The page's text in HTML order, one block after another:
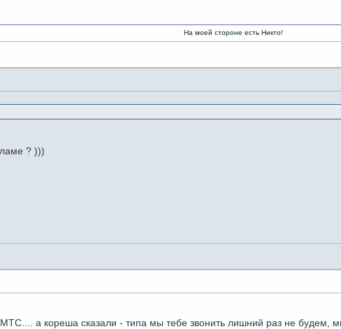
На моей стороне есть Никто!
? )))
а кореша сказали - типа мы тебе звонить лишний раз не будем,